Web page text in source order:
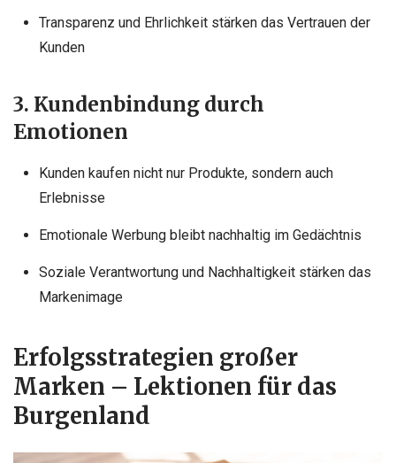
Transparenz und Ehrlichkeit stärken das Vertrauen der
Kunden
3. Kundenbindung durch
Emotionen
Kunden kaufen nicht nur Produkte, sondern auch
Erlebnisse
Emotionale Werbung bleibt nachhaltig im Gedächtnis
Soziale Verantwortung und Nachhaltigkeit stärken das
Markenimage
Erfolgsstrategien großer
Marken – Lektionen für das
Burgenland